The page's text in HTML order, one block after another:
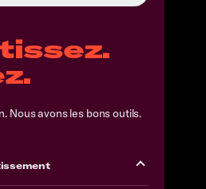
Nous avons les bons outils.